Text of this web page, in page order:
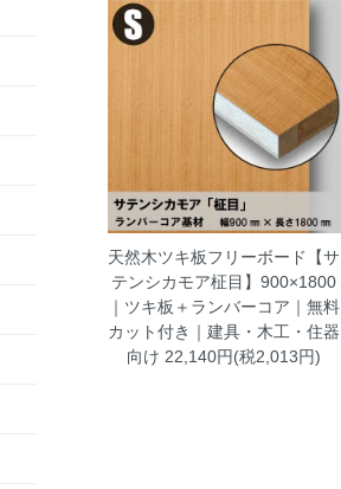
天然木ツキ板フリーボード【サ
テンシカモア柾目】900×1800
｜ツキ板＋ランバーコア｜無料
カット付き｜建具・木工・住器
向け 22,140円(税2,013円)